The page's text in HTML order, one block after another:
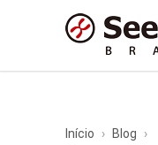
Início › Blog
›